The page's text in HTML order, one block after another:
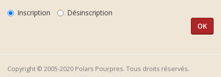
Inscription Désinscription
Copyright © 2005-2020 Polars Pourpres. Tous droits réservés.